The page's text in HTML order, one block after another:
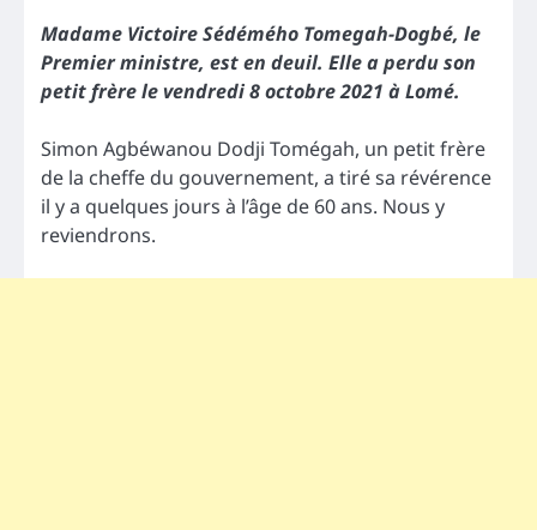
Madame Victoire Sédémého Tomegah-Dogbé, le
Premier ministre, est en deuil. Elle a perdu son
petit frère le vendredi 8 octobre 2021 à Lomé.
Simon Agbéwanou Dodji Tomégah, un petit frère
de la cheffe du gouvernement, a tiré sa révérence
il y a quelques jours à l’âge de 60 ans. Nous y
reviendrons.